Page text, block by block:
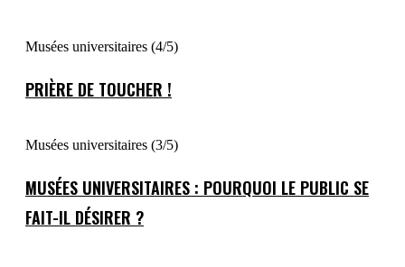
Musées universitaires (4/5)
PRIÈRE DE TOUCHER !
Musées universitaires (3/5)
MUSÉES UNIVERSITAIRES : POURQUOI LE PUBLIC SE
FAIT-IL DÉSIRER ?